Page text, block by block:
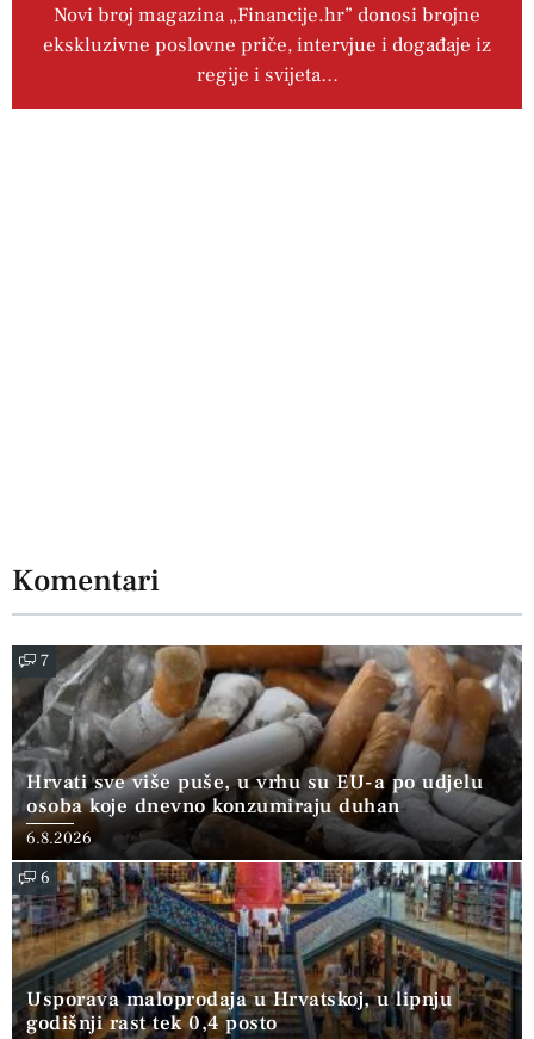
Novi broj magazina „Financije.hr” donosi brojne
ekskluzivne poslovne priče, intervjue i događaje iz
regije i svijeta…
Komentari
7
Hrvati sve više puše, u vrhu su EU-a po udjelu
osoba koje dnevno konzumiraju duhan
6.8.2026
6
Usporava maloprodaja u Hrvatskoj, u lipnju
godišnji rast tek 0,4 posto